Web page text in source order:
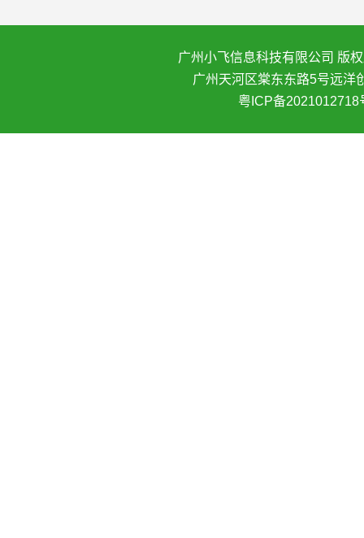
广州小飞信息科技有限公司 版
广州天河区棠东东路5号远洋
粤ICP备2021012718